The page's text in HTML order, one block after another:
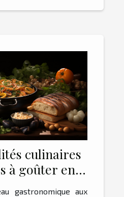
culinaires
à goûter en
gastronomique aux